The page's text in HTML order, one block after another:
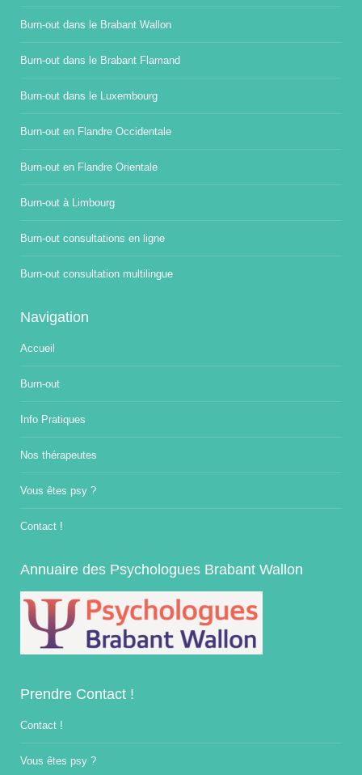
Burn-out dans le Brabant Wallon
Burn-out dans le Brabant Flamand
Burn-out dans le Luxembourg
Burn-out en Flandre Occidentale
Burn-out en Flandre Orientale
Burn-out à Limbourg
Burn-out consultations en ligne
Burn-out consultation multilingue
Navigation
Accueil
Burn-out
Info Pratiques
Nos thérapeutes
Vous êtes psy ?
Contact !
Annuaire des Psychologues Brabant Wallon
Prendre Contact !
Contact !
Vous êtes psy ?